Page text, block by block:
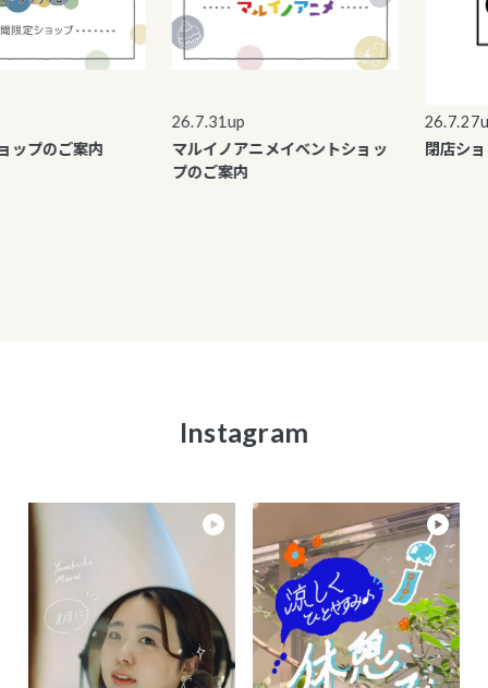
のご案内
26.7.31up
マルイノアニメイベントショッ
プのご案内
26.7.27up
閉店ショッ
Instagram